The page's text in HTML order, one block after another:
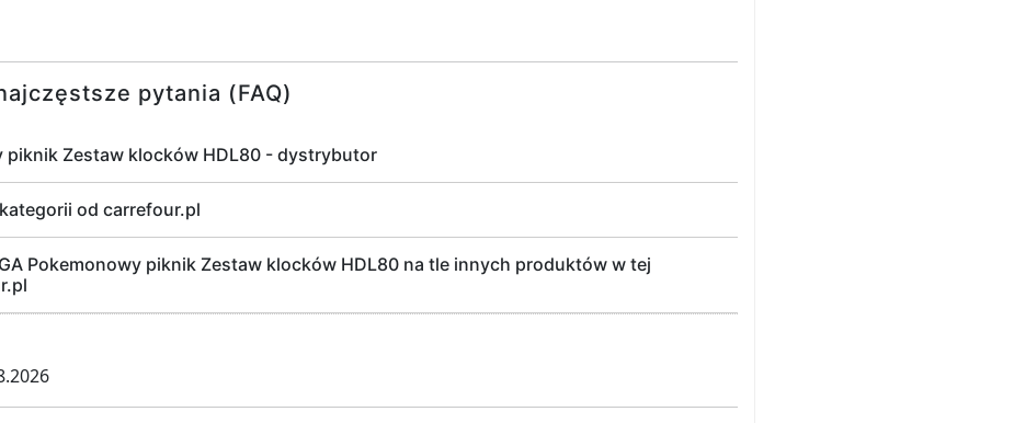
pytania (FAQ)
piknik Zestaw klocków HDL80 - dystrybutor
od carrefour.pl
Pokemonowy piknik Zestaw klocków HDL80 na tle innych produktów w tej